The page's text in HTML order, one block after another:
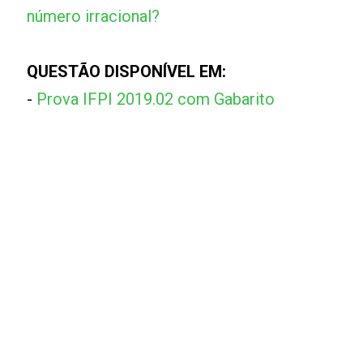
número irracional?
QUESTÃO DISPONÍVEL EM:
- Prova IFPI 2019.02 com Gabarito